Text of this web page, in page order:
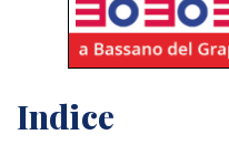
Indice